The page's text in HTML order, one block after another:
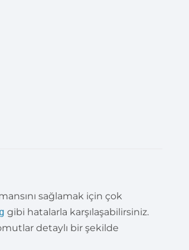
sağlamak için çok
gibi hatalarla karşılaşabilirsiniz.
detaylı bir şekilde